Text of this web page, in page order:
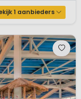
1 aanbieders